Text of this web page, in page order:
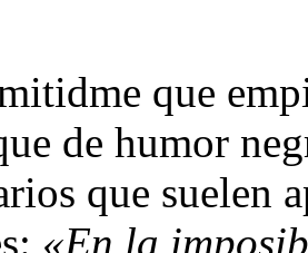
que
de humor
que suelen
«En la